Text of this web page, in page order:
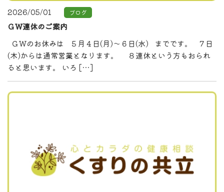
2026/05/01 ブログ
ＧＷ連休のご案内
ＧＷのお休みは ５月４日(月)～６日(水) までです。 ７日
(木)からは通常営業となります。 ８連休という方もおられ
ると思います。 いろ […]